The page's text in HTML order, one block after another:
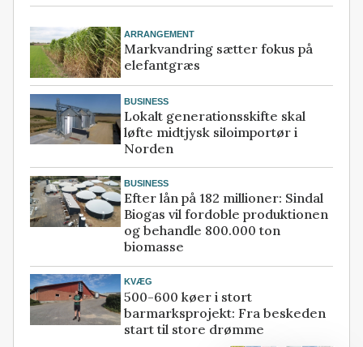
ARRANGEMENT
Markvandring sætter fokus på
elefantgræs
BUSINESS
Lokalt generationsskifte skal
løfte midtjysk siloimportør i
Norden
BUSINESS
Efter lån på 182 millioner: Sindal
Biogas vil fordoble produktionen
og behandle 800.000 ton
biomasse
KVÆG
500-600 køer i stort
barmarksprojekt: Fra beskeden
start til store drømme